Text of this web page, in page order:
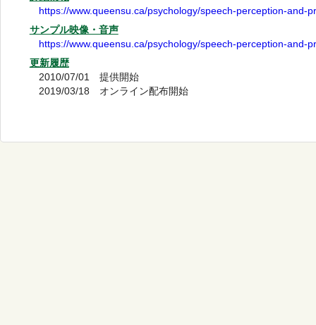
https://www.queensu.ca/psychology/speech-perception-and-
サンプル映像・音声
https://www.queensu.ca/psychology/speech-perception-and-
更新履歴
2010/07/01 提供開始
2019/03/18 オンライン配布開始